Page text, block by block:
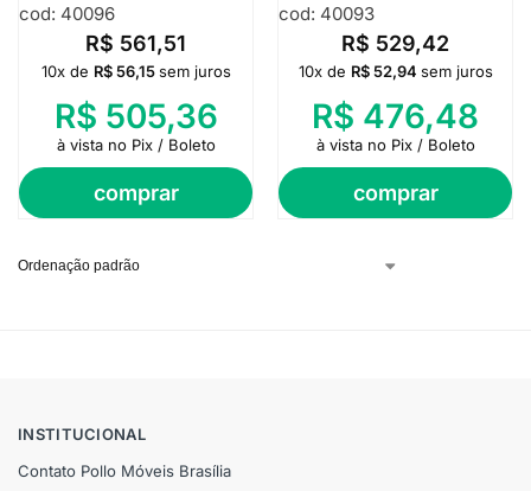
cod: 40096
R$ 561,51
comprar
10x de R$56,15 sem juros
R$ 505,36
à vista no Pix / Boleto
cod: 40093
R$ 529,42
comprar
10x de R$52,94 sem juros
R$ 476,48
à vista no Pix / Boleto
INSTITUCIONAL
Contato Pollo Móveis Brasília